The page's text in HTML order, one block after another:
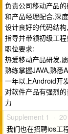
负责公司移动产品
和产品经理配合,深
设计良好的代码结
指导并带领初级工
职位要求:
热爱移动产品研发,
熟练掌握JAVA,熟悉
一年以上Android开
对软件产品有强烈
力
Supplement 1 ·
我们也在招聘ios工